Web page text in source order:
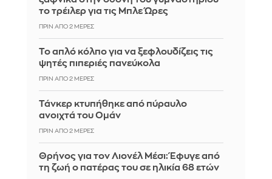
το τρέιλερ για τις Μπλε Ώρες
ΠΡΙΝ ΑΠΌ 2 ΜΈΡΕΣ
Το απλό κόλπο για να ξεφλουδίζεις τις
ψητές πιπεριές πανεύκολα
ΠΡΙΝ ΑΠΌ 2 ΜΈΡΕΣ
Τάνκερ κτυπήθηκε από πύραυλο
ανοιχτά του Ομάν
ΠΡΙΝ ΑΠΌ 2 ΜΈΡΕΣ
Θρήνος για τον Λιονέλ Μέσι: Έφυγε από
τη ζωή ο πατέρας του σε ηλικία 68 ετών